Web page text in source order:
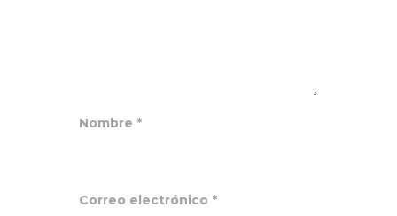
Nombre *
Correo electrónico *